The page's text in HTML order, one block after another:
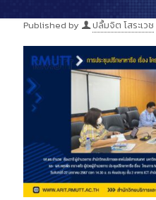
Published by ปลื้มจิต โสระเวช